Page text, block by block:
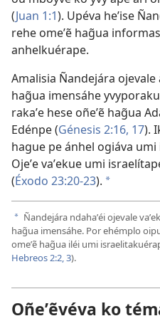
(Juan 1:1). Upéva heʼise
rehe omeʼẽ hag̃ua
anhelkuérape.
Amalisia Ñandejára ojevale
hag̃ua imensáhe
rakaʼe hese oñeʼẽ hag̃ua
Edénpe (Génesis 2:16, 17).
hague pe ánhel ogiáva
Ojeʼe vaʼekue umi
(Éxodo 23:20-23). a
a Ñandejára ndahaʼéi ojevale
hag̃ua imensáhe. Por ehémplo
omeʼẽ hag̃ua iléi umi
Hebreos 2:2, 3).
Oñeʼẽvéva ko